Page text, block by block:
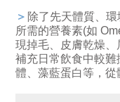
＞ 除了先天體質、
所需的營養素(如
現掉毛、皮膚乾燥
補充日常飲食中較難
體、 藻藍蛋白等，從